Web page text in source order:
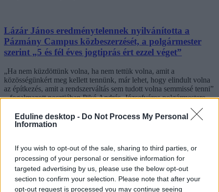
Eduline desktop - Do Not Process My Personal
Information
If you wish to opt-out of the sale, sharing to third parties, or
processing of your personal or sensitive information for
targeted advertising by us, please use the below opt-out
section to confirm your selection. Please note that after your
opt-out request is processed you may continue seeing
Lázár János eredménytelennek nyilvánította a
Pázmány Campus közbeszerzését, a polgármester
szerint „5 és fél éves jogtiprás ért ezzel véget”
„Ha nem küzdöttünk volna, ha nem tettük volna, amit a
közösségünkért meg kellett tennünk, már lehet, hogy elindult volna
az építkezés, amit a rendszerváltás sem tudott volna semmissé tenni”
– fogalmazott posztjában Pikó András, Józsefváros polgármestere.